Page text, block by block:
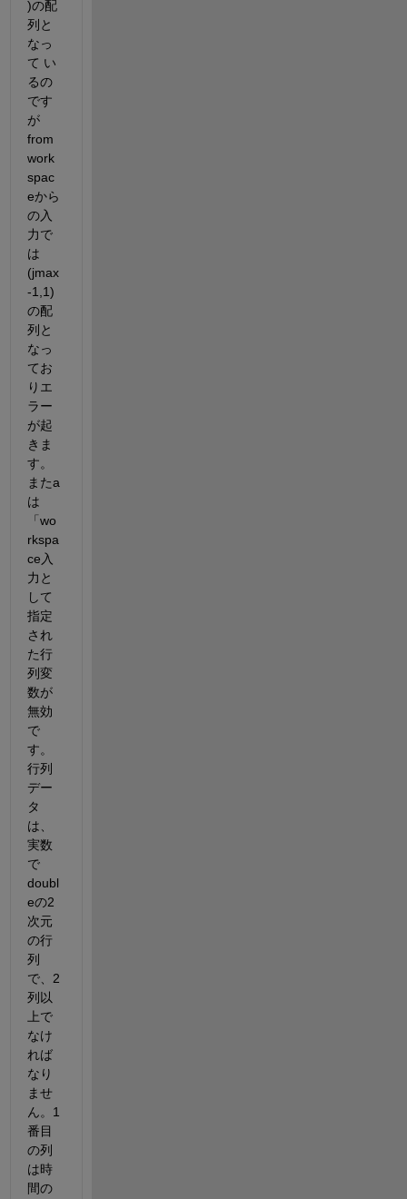
)の配
列と
なっ
て い
るの
です
が
from
work
spac
eから
の入
力で
は
(jmax
-1,1)
の配
列と
なっ
てお
りエ
ラー
が起
きま
す。
またa
は
「wo
rkspa
ce入
力と
して
指定
され
た行
列変
数が
無効
で
す。
行列
デー
タ
は、
実数
で
doubl
eの2
次元
の行
列
で、2
列以
上で
なけ
れば
なり
ませ
ん。1
番目
の列
は時
間の